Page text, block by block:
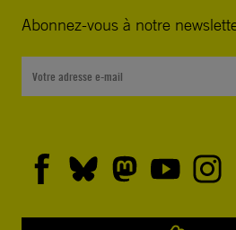
Abonnez-vous à notre